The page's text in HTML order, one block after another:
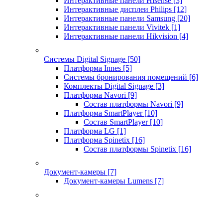
Интерактивные дисплеи Philips [12]
Интерактивные панели Samsung [20]
Интерактивные панели Vivitek [1]
Интерактивные панели Hikvision [4]
Системы Digital Signage [50]
Платформа Innes [5]
Системы бронирования помещений [6]
Комплекты Digital Signage [3]
Платформа Navori [9]
Состав платформы Navori [9]
Платформа SmartPlayer [10]
Состав SmartPlayer [10]
Платформа LG [1]
Платформа Spinetix [16]
Состав платформы Spinetix [16]
Документ-камеры [7]
Документ-камеры Lumens [7]